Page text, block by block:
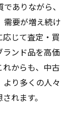
ありながら、
需要が増え続け
じて査定・買
ンド品を高価
からも、中古
り多くの人々
れます。